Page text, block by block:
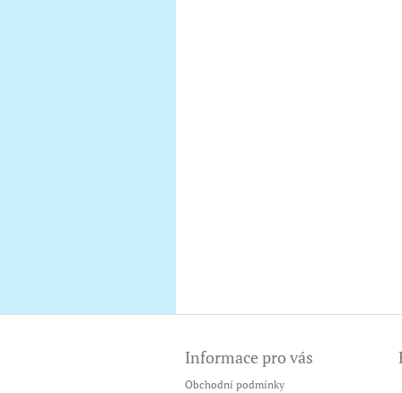
Informace pro vás
Obchodní podmínky